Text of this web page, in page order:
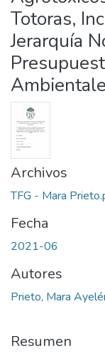
Totoras,
Jerarquía
Archivos
TFG - Mara
Fecha
2021-06
Autores
Prieto, Mara
Resumen